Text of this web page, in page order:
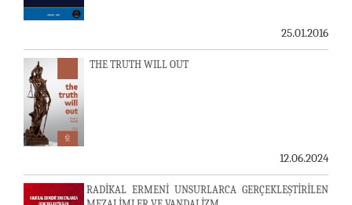
25.01.2016
THE TRUTH WILL OUT
12.06.2024
RADİKAL ERMENİ UNSURLARCA GERÇEKLEŞTİRİLEN